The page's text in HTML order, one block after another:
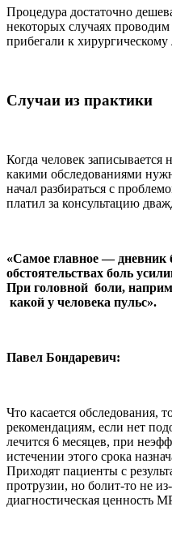
Процедура достаточно
некоторых случаях
прибегали к
Случаи из практики
Когда человек записывается
какими обследованиями
начал разбираться с
платил за консультацию
«Самое главное — дневник
обстоятельствах боль
При головной боли,
какой у человека пульс».
Павел Бондаревич:
Что касается обследования,
рекомендациям, если нет
лечится 6 месяцев, при
истечении этого срока
Приходят пациенты с
протрузии, но болит-то не
диагностическая ценность